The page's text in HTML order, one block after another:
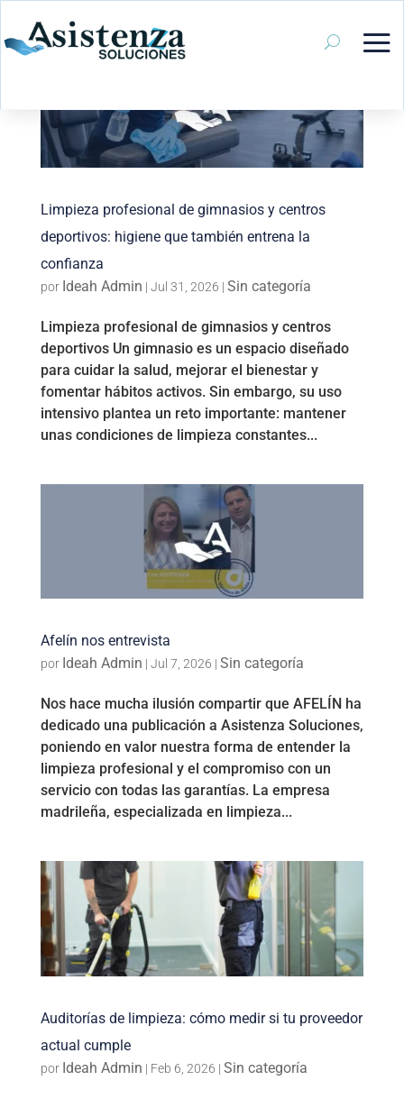
Limpieza profesional de gimnasios y centros
deportivos: higiene que también entrena la
confianza
por Ideah Admin | Jul 31, 2026 | Sin categoría
Limpieza profesional de gimnasios y centros
deportivos Un gimnasio es un espacio diseñado
para cuidar la salud, mejorar el bienestar y
fomentar hábitos activos. Sin embargo, su uso
intensivo plantea un reto importante: mantener
unas condiciones de limpieza constantes...
Afelín nos entrevista
por Ideah Admin | Jul 7, 2026 | Sin categoría
Nos hace mucha ilusión compartir que AFELÍN ha
dedicado una publicación a Asistenza Soluciones,
poniendo en valor nuestra forma de entender la
limpieza profesional y el compromiso con un
servicio con todas las garantías. La empresa
madrileña, especializada en limpieza...
Auditorías de limpieza: cómo medir si tu proveedor
actual cumple
por Ideah Admin | Feb 6, 2026 | Sin categoría